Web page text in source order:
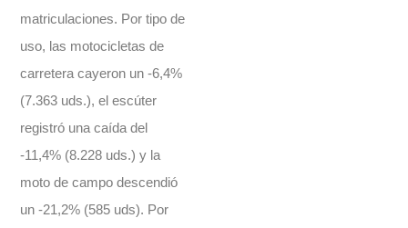
matriculaciones. Por tipo de
uso, las motocicletas de
carretera cayeron un -6,4%
(7.363 uds.), el escúter
registró una caída del
-11,4% (8.228 uds.) y la
moto de campo descendió
un -21,2% (585 uds). Por